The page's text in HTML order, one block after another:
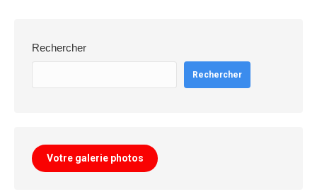
Rechercher
Rechercher
Votre galerie photos